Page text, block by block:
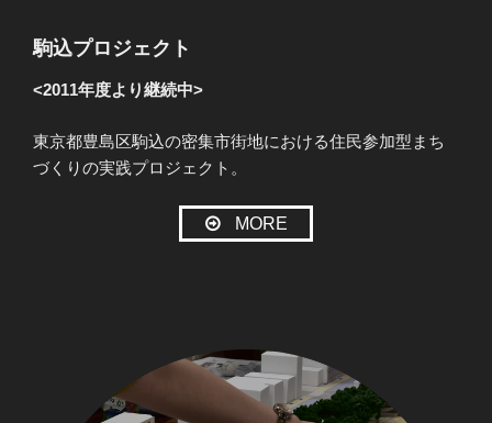
駒込プロジェクト
<2011年度より継続中>
東京都豊島区駒込の密集市街地における住民参加型まち
づくりの実践プロジェクト。
MORE